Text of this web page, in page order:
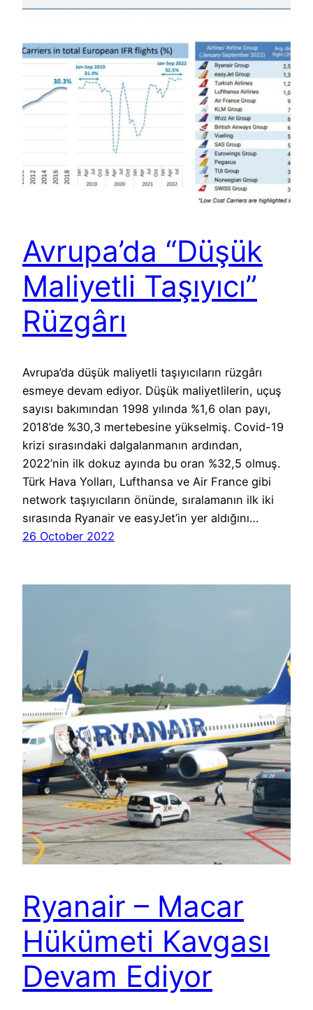
Avrupa’da “Düşük
Maliyetli Taşıyıcı”
Rüzgârı
Avrupa’da düşük maliyetli taşıyıcıların rüzgârı
esmeye devam ediyor. Düşük maliyetlilerin, uçuş
sayısı bakımından 1998 yılında %1,6 olan payı,
2018’de %30,3 mertebesine yükselmiş. Covid-19
krizi sırasındaki dalgalanmanın ardından,
2022’nin ilk dokuz ayında bu oran %32,5 olmuş.
Türk Hava Yolları, Lufthansa ve Air France gibi
network taşıyıcıların önünde, sıralamanın ilk iki
sırasında Ryanair ve easyJet’in yer aldığını…
26 October 2022
Ryanair – Macar
Hükümeti Kavgası
Devam Ediyor